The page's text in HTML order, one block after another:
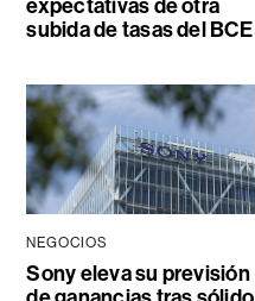
expectativas de otra
subida de tasas del BCE
NEGOCIOS
Sony eleva su previsión